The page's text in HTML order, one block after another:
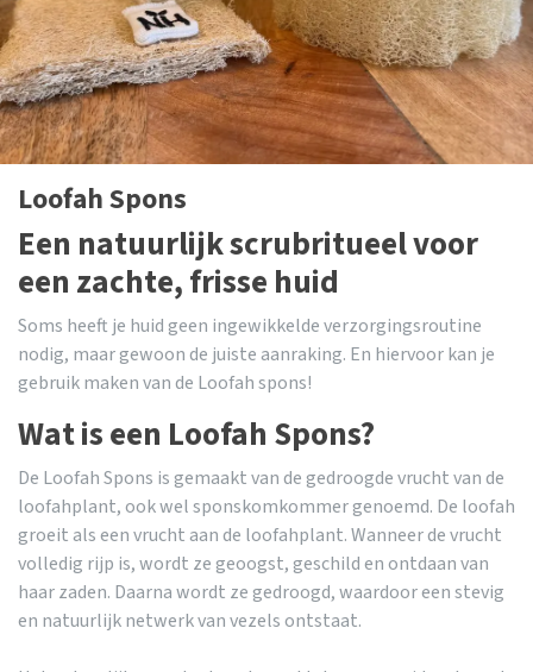
Loofah Spons
Een natuurlijk scrubritueel voor
een zachte, frisse huid
Soms heeft je huid geen ingewikkelde verzorgingsroutine
nodig, maar gewoon de juiste aanraking. En hiervoor kan je
gebruik maken van de Loofah spons!
Wat is een Loofah Spons?
De Loofah Spons is gemaakt van de gedroogde vrucht van de
loofahplant, ook wel sponskomkommer genoemd. De loofah
groeit als een vrucht aan de loofahplant. Wanneer de vrucht
volledig rijp is, wordt ze geoogst, geschild en ontdaan van
haar zaden. Daarna wordt ze gedroogd, waardoor een stevig
en natuurlijk netwerk van vezels ontstaat.